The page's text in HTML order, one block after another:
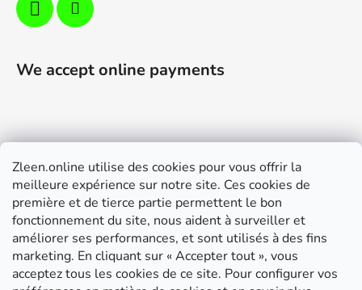
Zleen.online utilise des cookies pour vous offrir la
meilleure expérience sur notre site. Ces cookies de
première et de tierce partie permettent le bon
fonctionnement du site, nous aident à surveiller et
améliorer ses performances, et sont utilisés à des fins
marketing. En cliquant sur « Accepter tout », vous
acceptez tous les cookies de ce site. Pour configurer vos
We accept online payments
Support
Modalités de livraison et paiement
Conditions générales de ventes
RGPD
Instructions de montage